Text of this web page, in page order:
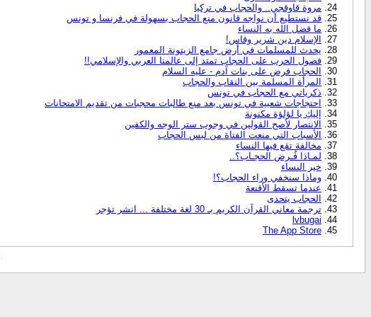
مروة قاوقجي.. والحجاب في تركيا
قد نستطيع أن نواجه قانون منع الحجاب بسهولة في فرنسا و تونس
ما فضل الله به النساء
الإسلام دين شرير وقاس!
يحدث للمسلمات في أرض جامع الزيتونة المعمور
فصول الحرب على الحجاب تمتد إلى عالمنا العربي والإسلامي!!
الحجاب فرض على بنات آدم - عليه السلام
المرأة المسلمة بين النقاب والحجاب
ذكرياتي مع الحجاب في تونس
احتجاجات شعبية في تونس بعد منع طالبات محجبات من تقديم الامتحانات
إليكِ يا لؤلؤة مكنونة
الانتصار لأصح القولين في وجوب ستر الوجه والكفين
الأسباب التي منعت الفتاة من لبس الحجاب
مخالفة تقع فيها النساء
لمـاذا فُـرض الحجـاب؟..
خير النساء
وماذا سنخفي وراء الحجاب؟!
عندما تسقط الأقنعة
الحجاب يتحدى
ترجمة معاني القرآن الكريم بـ 30 لغة مختلفة ... انشر تؤجر
lvbugai
The App Store